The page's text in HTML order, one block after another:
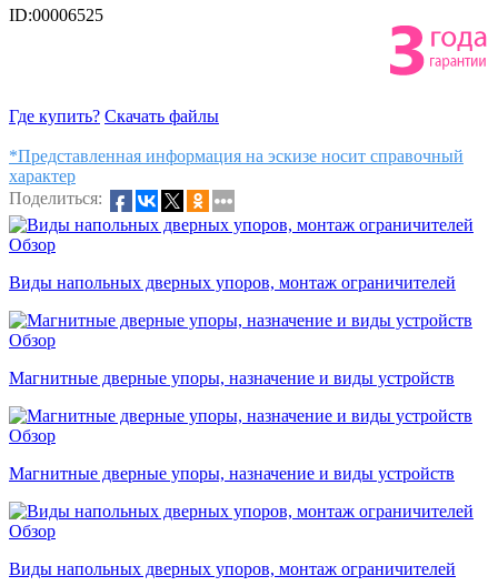
ID:00006525
Где купить? Скачать файлы
*Представленная информация на эскизе носит справочный
характер
Поделиться:
Обзор
Виды напольных дверных упоров, монтаж ограничителей
Обзор
Магнитные дверные упоры, назначение и виды устройств
Обзор
Магнитные дверные упоры, назначение и виды устройств
Обзор
Виды напольных дверных упоров, монтаж ограничителей